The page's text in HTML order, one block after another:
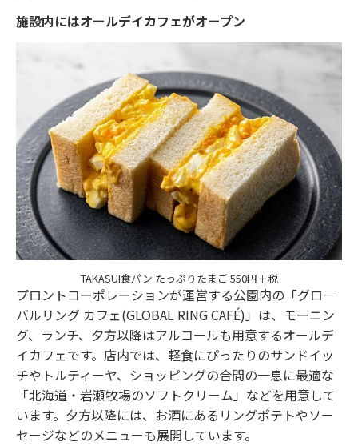
施設内にはオールデイカフェがオープン
TAKASUI食パン たっぷりたまご 550円＋税
プロントコーポレーションが運営する公園内の「グロ－
バルリング カフェ(GLOBAL RING CAFÉ)」は、モーニン
グ、ランチ、夕方以降はアルコールも用意するオールデ
イカフェです。店内では、軽食にぴったりのサンドイッ
チやトルティーヤ、ショッピングの合間の一息に最適な
「北海道・岩瀬牧場のソフトクリーム」などを用意して
います。夕方以降には、お酒にあるリングポテトやソー
セージなどのメニューも展開しています。